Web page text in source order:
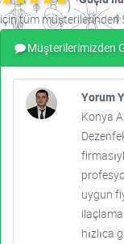
için tüm müşterilerinden
Müşterilerimizden
Yorum
Konya
uygun
hızlıca